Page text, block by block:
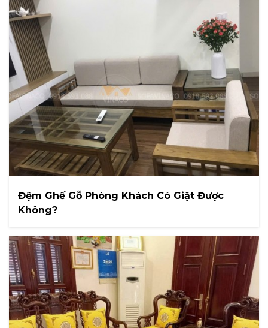
Đệm Ghế Gỗ Phòng Khách Có Giặt Được
Không?